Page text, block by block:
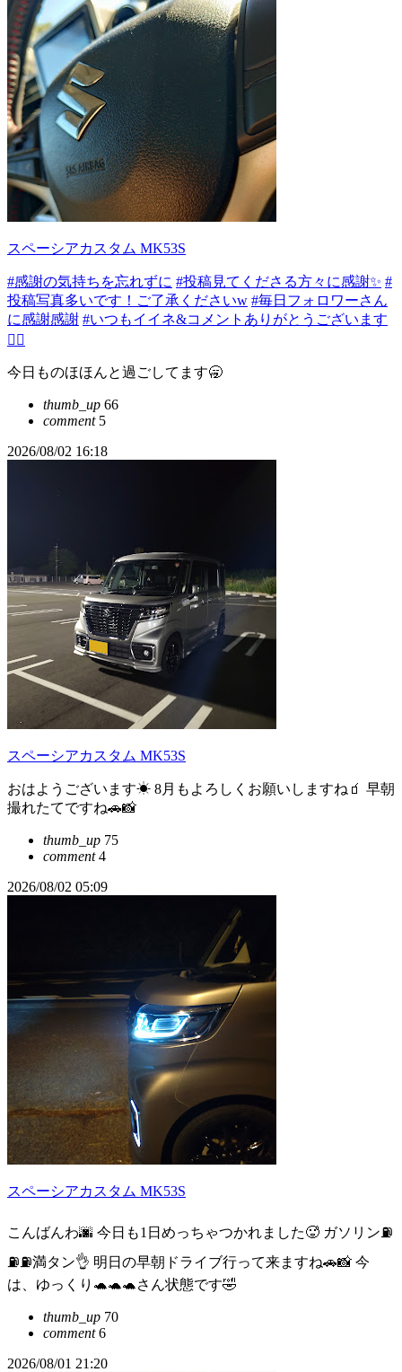
スペーシアカスタム MK53S
#感謝の気持ちを忘れずに #投稿見てくださる方々に感謝✨ #
投稿写真多いです！ご了承くださいw #毎日フォロワーさん
に感謝感謝 #いつもイイネ&コメントありがとうございます
🙇‍♂️
今日ものほほんと過ごしてます🥱
thumb_up 66
comment5
2026/08/02 16:18
スペーシアカスタム MK53S
おはようございます☀ 8月もよろしくお願いしますね🧃 早朝
撮れたてですね🚗📸
thumb_up 75
comment4
2026/08/02 05:09
スペーシアカスタム MK53S
こんばんわ🌆 今日も1日めっちゃつかれました🥵 ガソリン⛽
⛽⛽満タン👌 明日の早朝ドライブ行って来ますね🚗📸 今
は、ゆっくり🐢🐢🐢さん状態です🤣
thumb_up 70
comment6
2026/08/01 21:20